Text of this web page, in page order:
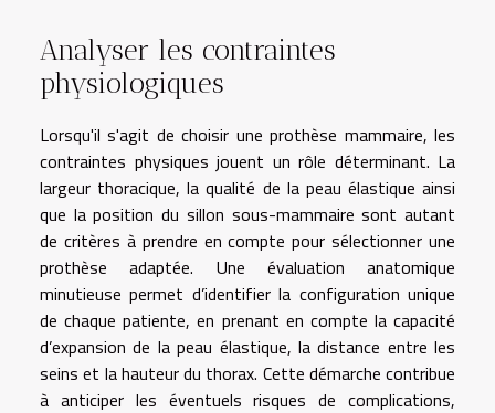
Analyser les contraintes
physiologiques
Lorsqu'il s'agit de choisir une prothèse mammaire, les
contraintes physiques jouent un rôle déterminant. La
largeur thoracique, la qualité de la peau élastique ainsi
que la position du sillon sous-mammaire sont autant
de critères à prendre en compte pour sélectionner une
prothèse adaptée. Une évaluation anatomique
minutieuse permet d’identifier la configuration unique
de chaque patiente, en prenant en compte la capacité
d’expansion de la peau élastique, la distance entre les
seins et la hauteur du thorax. Cette démarche contribue
à anticiper les éventuels risques de complications,